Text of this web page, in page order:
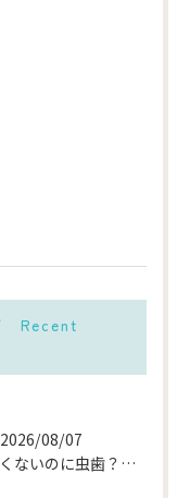
Recent
2026/08/07
痛くないのに虫歯？「痛みのない虫歯」が進行する理由と発見方法